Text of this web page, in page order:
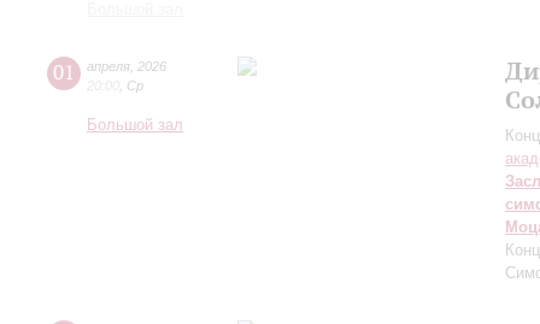
01 апреля 2026
20:00 Ср
Большой зал